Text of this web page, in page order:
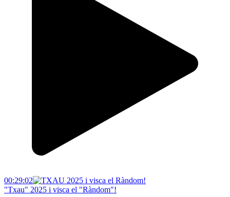
00:29:02
"Txau" 2025 i visca el "Ràndom"!